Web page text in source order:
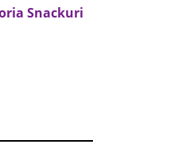
Snackuri